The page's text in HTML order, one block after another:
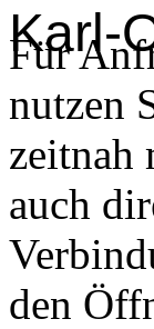
Karl-
Für
nutzen
zeitnah
auch
den